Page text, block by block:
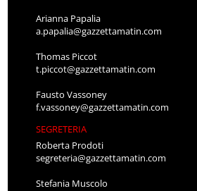
Arianna Papalia
a.papalia@gazzettamatin.com
Thomas Piccot
t.piccot@gazzettamatin.com
Fausto Vassoney
f.vassoney@gazzettamatin.com
SEGRETERIA
Roberta Prodoti
segreteria@gazzettamatin.com
Stefania Muscolo